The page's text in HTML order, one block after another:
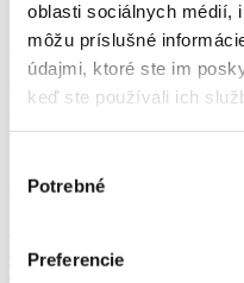
oblasti sociálnych médií,
môžu príslušné
údajmi, ktoré ste im
keď ste používali ich
súhlasu
Potrebné
Preferencie
Prešovský kr.
Celá SR
Banskobystrický kraj
Nitriansky kraj Prešovský kraj
Žilinský kraj
Ok. Poprad
Sabinov
Snina
Topľou